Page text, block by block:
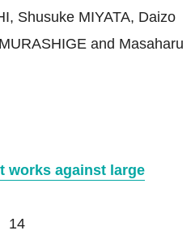
Shusuke MIYATA, Daizo
and Masaharu
works against large
14